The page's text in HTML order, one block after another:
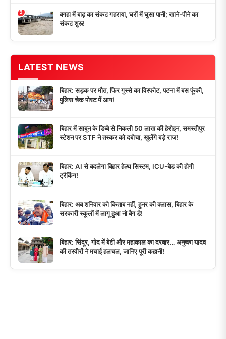
5
बगहा में बाढ़ का संकट गहराया, घरों में घुसा पानी; खाने-पीने का
संकट शुरू!
LATEST NEWS
बिहार: सड़क पर मौत, फिर गुस्से का विस्फोट, पटना में बस फूंकी,
पुलिस चेक पोस्ट में आग!
बिहार में साबुन के डिब्बे से निकली 50 लाख की हेरोइन, समस्तीपुर
स्टेशन पर STF ने तस्कर को दबोचा, खुलेंगे बड़े राज!
बिहार: AI से बदलेगा बिहार हेल्थ सिस्टम, ICU-बेड की होगी
ट्रैकिंग!
बिहार: अब शनिवार को किताब नहीं, हुनर की क्लास, बिहार के
सरकारी स्कूलों में लागू हुआ नो बैग डे!
बिहार: सिंदूर, गोद में बेटी और महाकाल का दरबार… अनुष्का यादव
की तस्वीरों ने मचाई हलचल, जानिए पूरी कहानी!